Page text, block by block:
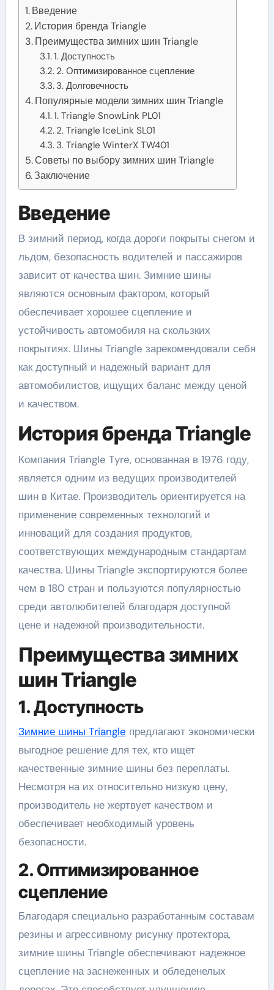
Введение
История бренда Triangle
Преимущества зимних шин Triangle
1. Доступность
2. Оптимизированное сцепление
3. Долговечность
Популярные модели зимних шин Triangle
1. Triangle SnowLink PL01
2. Triangle IceLink SL01
3. Triangle WinterX TW401
Советы по выбору зимних шин Triangle
Заключение
Введение
В зимний период, когда дороги покрыты снегом и
льдом, безопасность водителей и пассажиров
зависит от качества шин. Зимние шины
являются основным фактором, который
обеспечивает хорошее сцепление и
устойчивость автомобиля на скользких
покрытиях. Шины Triangle зарекомендовали себя
как доступный и надежный вариант для
автомобилистов, ищущих баланс между ценой
и качеством.
История бренда Triangle
Компания Triangle Tyre, основанная в 1976 году,
является одним из ведущих производителей
шин в Китае. Производитель ориентируется на
применение современных технологий и
инноваций для создания продуктов,
соответствующих международным стандартам
качества. Шины Triangle экспортируются более
чем в 180 стран и пользуются популярностью
среди автолюбителей благодаря доступной
цене и надежной производительности.
Преимущества зимних
шин Triangle
1. Доступность
Зимние шины Triangle предлагают экономически
выгодное решение для тех, кто ищет
качественные зимние шины без переплаты.
Несмотря на их относительно низкую цену,
производитель не жертвует качеством и
обеспечивает необходимый уровень
безопасности.
2. Оптимизированное
сцепление
Благодаря специально разработанным составам
резины и агрессивному рисунку протектора,
зимние шины Triangle обеспечивают надежное
сцепление на заснеженных и обледенелых